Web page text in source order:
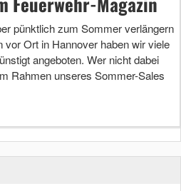
pünktlich zum Sommer verlängern
Ort in Hannover haben wir viele
angeboten. Wer nicht dabei
Rahmen unseres Sommer-Sales